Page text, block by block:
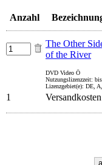
Anzahl
The Other
of the River
DVD Video Ö
Nutzungslizenzzeit:
Lizenzgebiet(e): DE,
1 Versandkosten